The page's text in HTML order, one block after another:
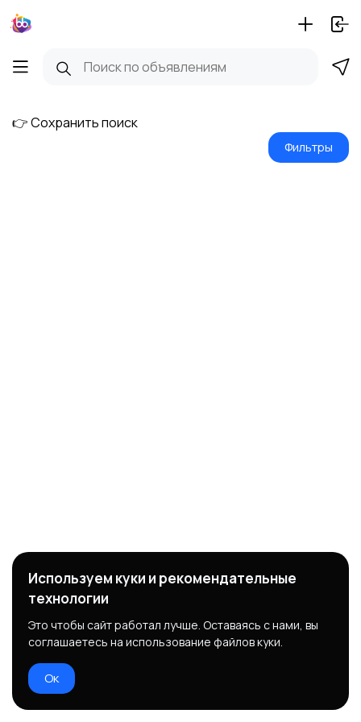
👉 Сохранить поиск
Фильтры
Используем куки и рекомендательные
технологии
Это чтобы сайт работал лучше. Оставаясь с нами, вы
соглашаетесь на использование файлов куки.
Ок